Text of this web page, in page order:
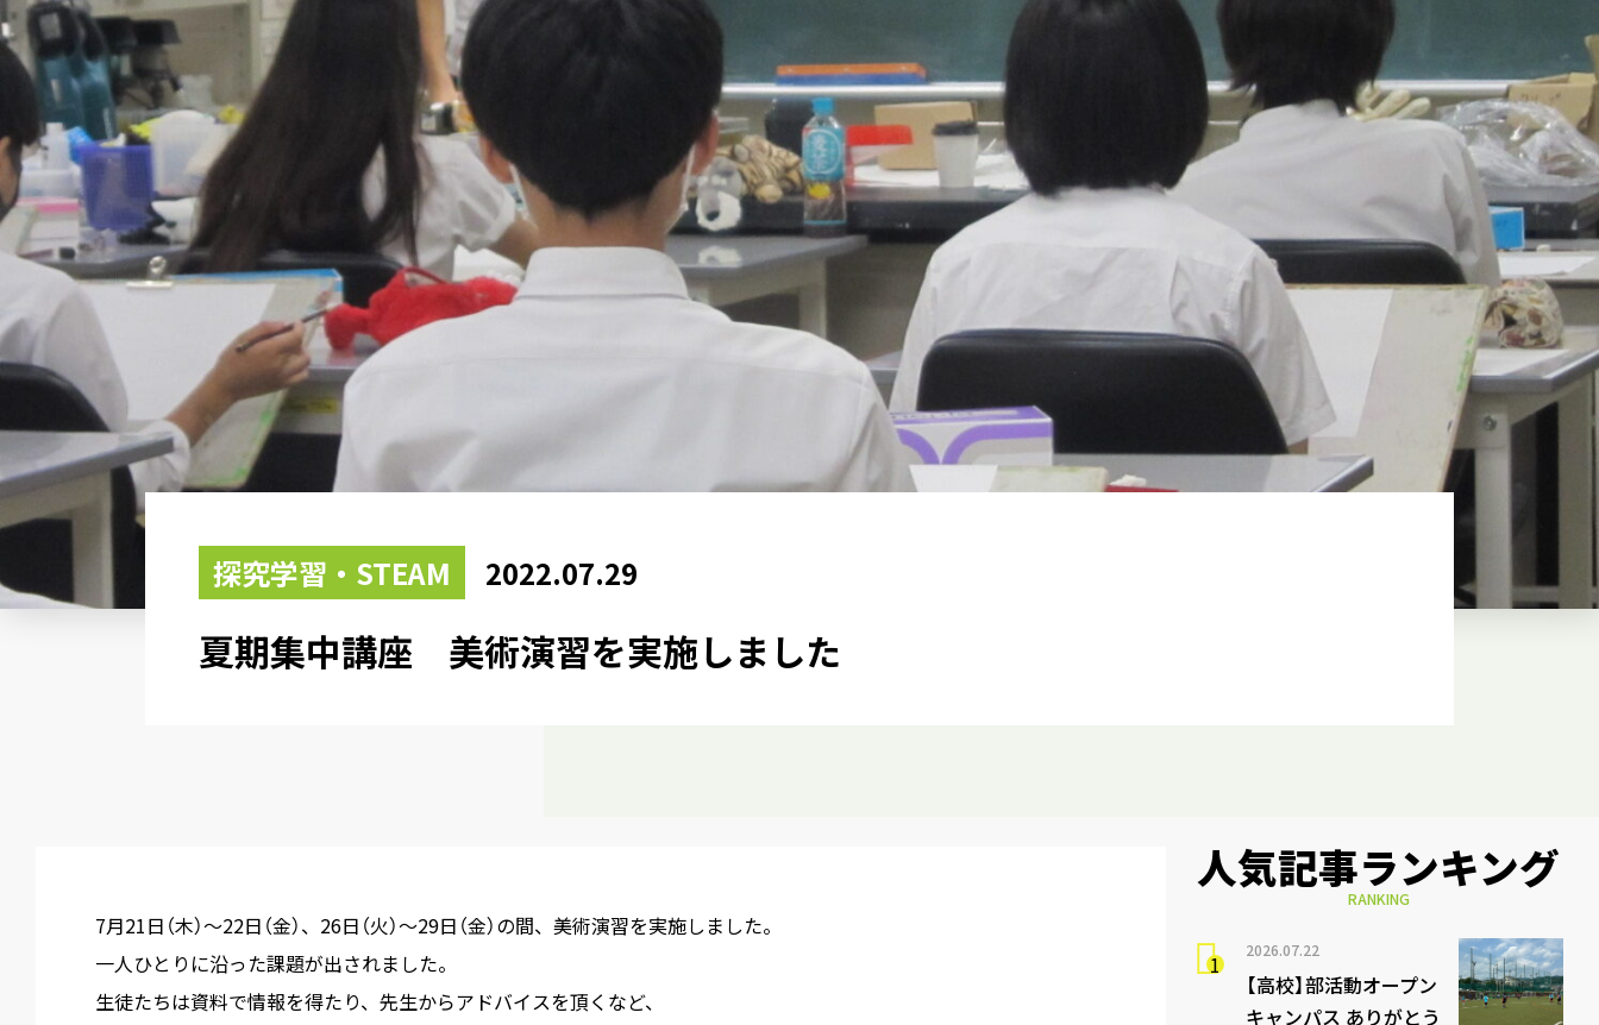
探究学習・STEAM 2022.07.29
夏期集中講座 美術演習を実施しました
7月21日（木）～22日（金）、26日（火）～29日（金）の間、美術演習を実施しました。
一人ひとりに沿った課題が出されました。
生徒たちは資料で情報を得たり、先生からアドバイスを頂くなど、
人気記事ランキング
RANKING
2026.07.22
【高校】部活動オープン
キャンパス ありがとう